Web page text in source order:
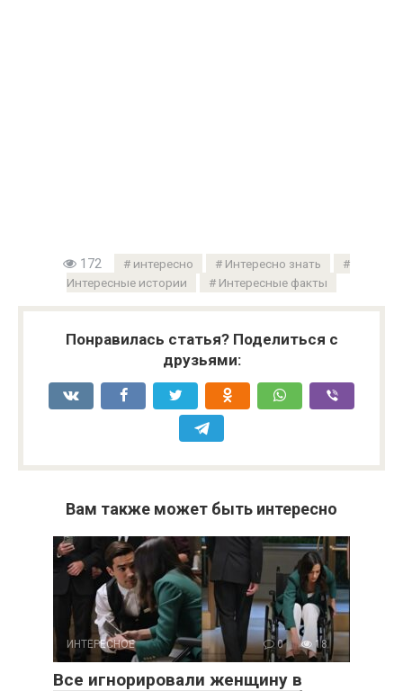
172 интересно
Интересно знать
Интересные истории
Интересные факты
Понравилась статья? Поделиться с
друзьями:
Вам также может быть интересно
ИНТЕРЕСНОЕ 0 18
Все игнорировали женщину в